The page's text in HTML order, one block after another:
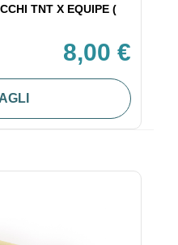
TNT X EQUIPE (
8,00 €